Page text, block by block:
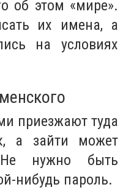
об этом «мире».
их имена, а
на условиях
приезжают туда
а зайти может
нужно быть
нибудь пароль.